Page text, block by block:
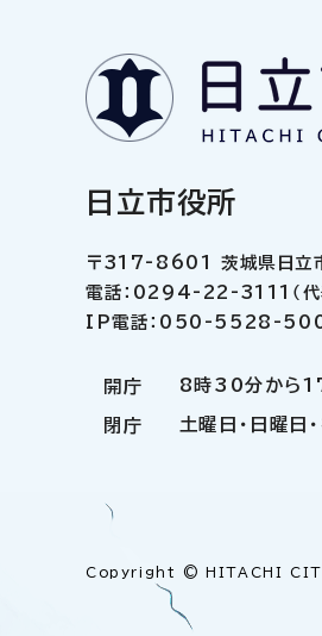
日立市役所
〒317-8601 茨城県日立
電話：0294-22-3111（代
IP電話：050-5528-5000
開庁 8時30分から
閉庁 土曜日・日曜日
Copyright © HITACHI